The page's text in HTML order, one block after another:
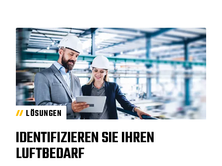
LÖSUNGEN
IDENTIFIZIEREN SIE IHREN
LUFTBEDARF